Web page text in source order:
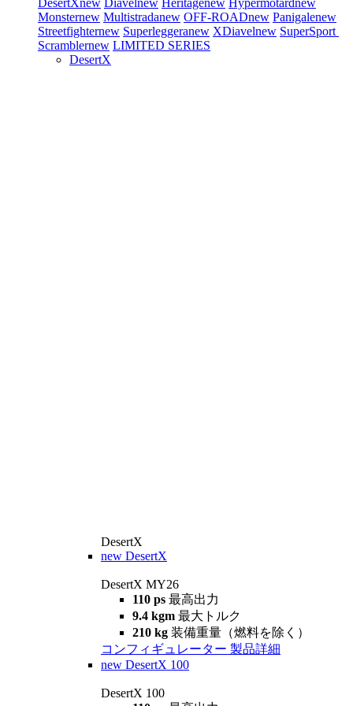
DesertXnew Diavel new Heritagenew Hypermotardnew
Monsternew Multistradanew OFF-ROADnew Panigalenew
Streetfighternew Superleggeranew XDiavelnew SuperSport
Scramblernew LIMITED SERIES
DesertX
DesertX
new DesertX
DesertX MY26
110 ps 最高出力
9.4 kgm 最大トルク
210 kg 装備重量（燃料を除く）
コンフィギュレーター 製品詳細
new DesertX 100
DesertX 100